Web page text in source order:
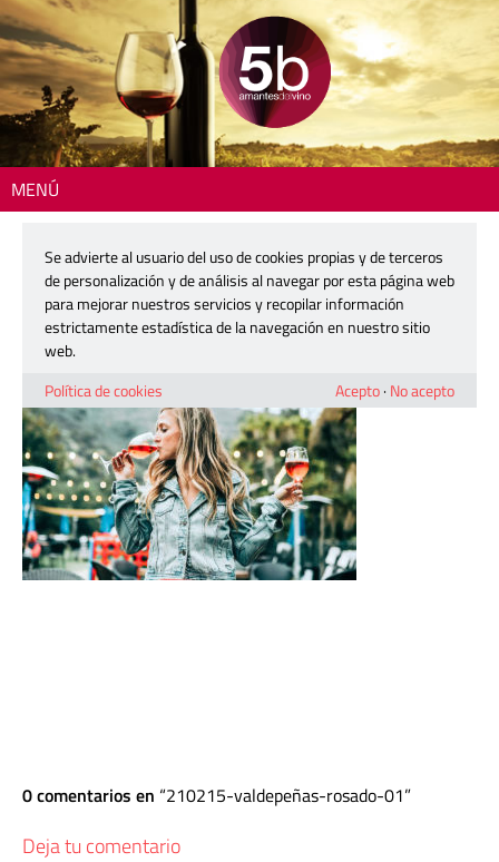
MENÚ
210215-valdepeñas-rosado-01
15 febrero, 2021
0 comentarios en 210215-valdepeñas-rosado-01
Deja tu comentario
Se advierte al usuario del uso de cookies propias y de terceros
de personalización y de análisis al navegar por esta página web
para mejorar nuestros servicios y recopilar información
estrictamente estadística de la navegación en nuestro sitio
web.
Política de cookies
Acepto· No acepto